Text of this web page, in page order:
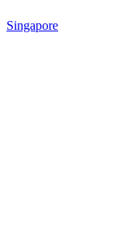
Singapore